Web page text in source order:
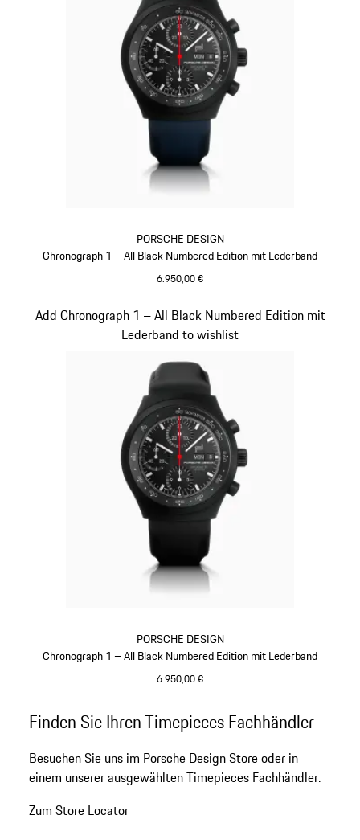
PORSCHE DESIGN
Chronograph 1 – All Black Numbered Edition mit Lederband
6.950,00 €
PORSCHE DESIGN
Chronograph 1 – All Black Numbered Edition mit Lederband
6.950,00 €
Add Chronograph 1 – All Black Numbered Edition mit
Lederband to wishlist
Slide 5 von 5
zurück
den
Anfang
der
Finden Sie Ihren Timepieces Fachhändler
Besuchen Sie uns im Porsche Design Store oder in
einem unserer ausgewählten Timepieces Fachhändler.
Zum Store Locator